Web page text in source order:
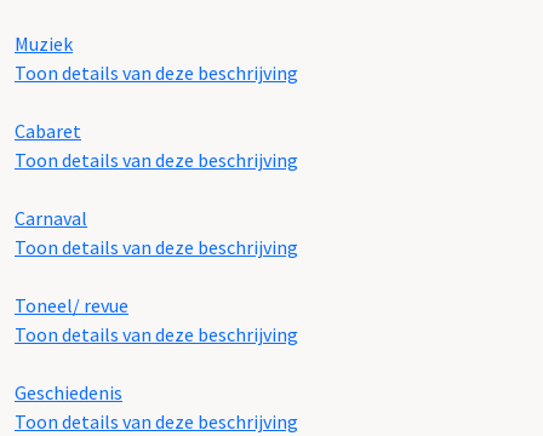
Muziek
Toon details van deze beschrijving
Cabaret
Toon details van deze beschrijving
Carnaval
Toon details van deze beschrijving
Toneel/ revue
Toon details van deze beschrijving
Geschiedenis
Toon details van deze beschrijving